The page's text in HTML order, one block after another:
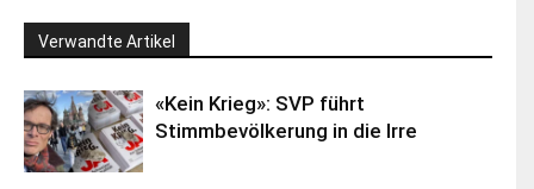
Verwandte Artikel
«Kein Krieg»: SVP führt
Stimmbevölkerung in die Irre